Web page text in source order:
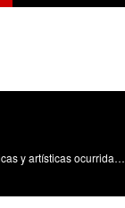
Divulgación de las actividades científicas, tecnológicas y artísticas ocurridas en los tres campus de la UPV